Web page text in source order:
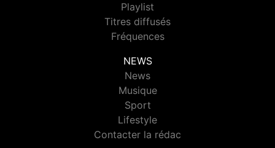
Playlist
Titres diffusés
Fréquences
NEWS
News
Musique
Sport
Lifestyle
Contacter la rédac